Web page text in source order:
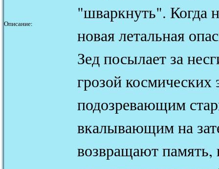
Описание:
"шваркнуть". Когда
новая летальная
Зед посылает за
грозой
подозревающим
вкалывающим на
возвращают память,